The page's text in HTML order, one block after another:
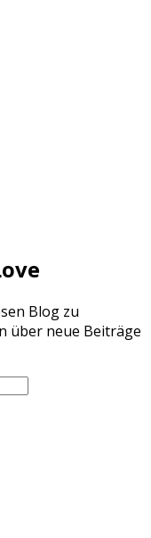
Blog zu
über neue Beiträge